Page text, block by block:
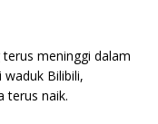
meninggi dalam
Bilibili,
terus naik.